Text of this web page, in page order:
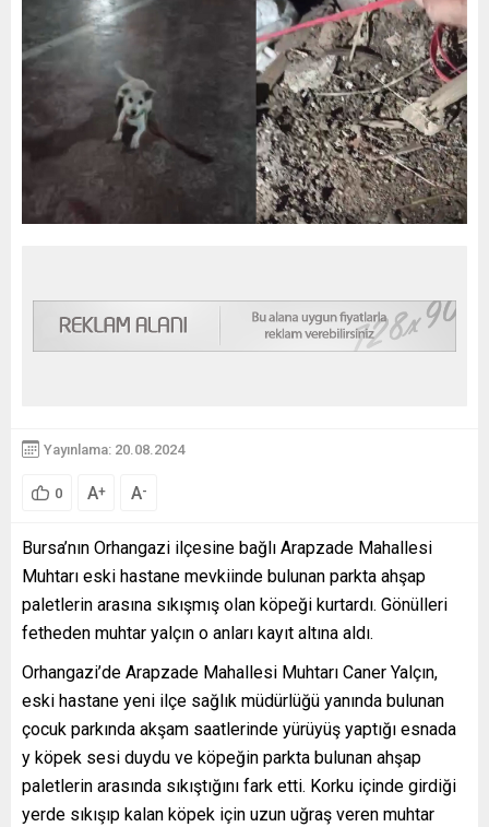
Yayınlama: 20.08.2024
0 A+ A-
Bursa’nın Orhangazi ilçesine bağlı Arapzade Mahallesi
Muhtarı eski hastane mevkiinde bulunan parkta ahşap
paletlerin arasına sıkışmış olan köpeği kurtardı. Gönülleri
fetheden muhtar yalçın o anları kayıt altına aldı.
Orhangazi’de Arapzade Mahallesi Muhtarı Caner Yalçın,
eski hastane yeni ilçe sağlık müdürlüğü yanında bulunan
çocuk parkında akşam saatlerinde yürüyüş yaptığı esnada
y köpek sesi duydu ve köpeğin parkta bulunan ahşap
paletlerin arasında sıkıştığını fark etti. Korku içinde girdiği
yerde sıkışıp kalan köpek için uzun uğraş veren muhtar